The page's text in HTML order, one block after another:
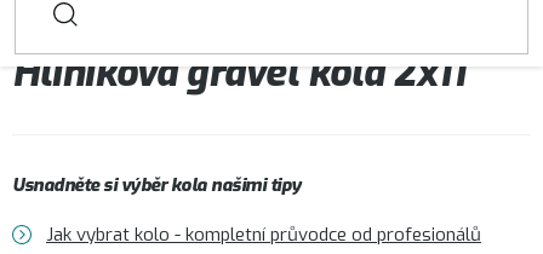
Horská kola Qayron
Dámská horská kola Qayron
Hliníková gravel kola 2x11
Usnadněte si výběr kola našimi tipy
Jak vybrat kolo - kompletní průvodce od profesionálů